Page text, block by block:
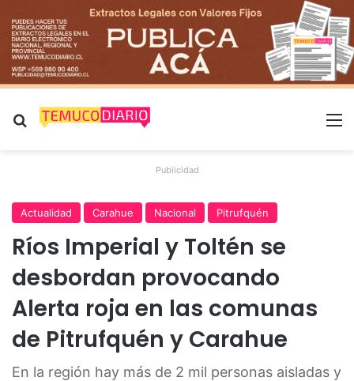
Buscar por
Publicidad
Actualidad Carahue Nacional Pitrufquén
Ríos Imperial y Toltén se
desbordan provocando
Alerta roja en las comunas
de Pitrufquén y Carahue
En la región hay más de 2 mil personas aisladas y